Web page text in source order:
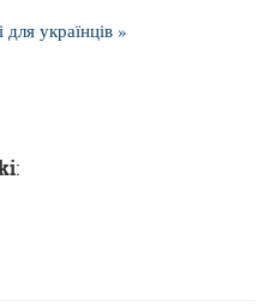
українців »
: